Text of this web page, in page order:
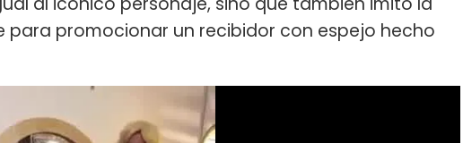
para promocionar un recibidor con espejo hecho